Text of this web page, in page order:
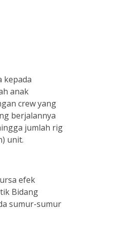
kepada
anak
crew yang
berjalannya
jumlah rig
unit.
efek
Bidang
sumur-sumur